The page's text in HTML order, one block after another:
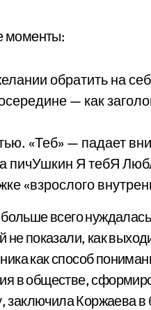
моменты:
обратить на
— как
«Теб» — падает
пичУшкин Я тебЯ
«взрослого
всего
показали, как
как способ
в обществе,
Коржаева в